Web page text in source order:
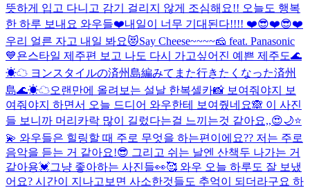
뜻하게 입고 다니고 감기 걸리지 않게 조심해요!! 오늘도 행복
한 하루 보내요 와우들❤️내일이 너무 기대된다!!!! ❤️😎❤️😎❤️
우리 얼른 자고 내일 봐요😻Say Cheese~~~~🧀 feat. Panasonic
💙욘스타일 제주편 보고 나도 다시 가고싶어진 예쁜 제주도🌊
☀︎☁︎ ヨンスタイルの済州島編みてまた行きたくなった済州
島🌊☀︎☁︎오랜만에 올려보는 설날 한복셀카📸 보여줘야지 보
여줘야지 하면서 오늘 드디어 와우한테 보여줬네요🙈 이 사진
들 보니까 머리카락 많이 길렀다는걸 느끼는것 같아요,,😍🌙⭐️
💫 와우들은 힐링할 때 주로 무엇을 하는편이에요?? 저는 주로
음악을 듣는 거 같아요!😎 그리고 쉬는 날엔 산책두 나가는 거
같아용💓그냥 좋아하는 사진들👀🥰 와우 오늘 하루도 잘 보냈
어요? 시간이 지나고보면 사소한것들도 추억이 되더라구요 하